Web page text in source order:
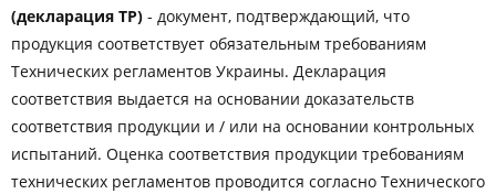
(декларация ТР) - документ, подтверждающий, что
продукция соответствует обязательным требованиям
Технических регламентов Украины. Декларация
соответствия выдается на основании доказательств
соответствия продукции и / или на основании контрольных
испытаний. Оценка соответствия продукции требованиям
технических регламентов проводится согласно Технического